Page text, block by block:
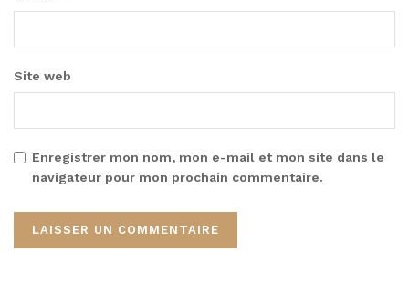
Site web
Enregistrer mon nom, mon e-mail et mon site dans le
navigateur pour mon prochain commentaire.